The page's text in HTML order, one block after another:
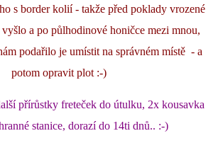
s border kolií - takže před poklady vrozené
a po půlhodinové honičce mezi mnou,
podařilo je umístit na správném místě - a
potom opravit plot :-)
přírůstky freteček do útulku, 2x kousavka
stanice, dorazí do 14ti dnů.. :-)